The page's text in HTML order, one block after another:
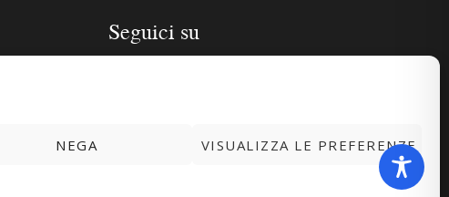
NEGA VISUALIZZA LE PREFERENZE
Seguici su